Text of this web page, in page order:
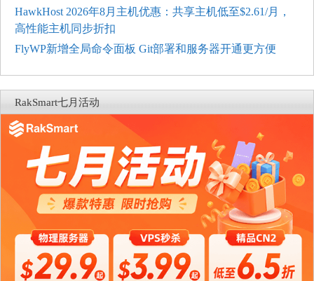
HawkHost 2026年8月主机优惠：共享主机低至$2.61/月，
高性能主机同步折扣
FlyWP新增全局命令面板 Git部署和服务器开通更方便
RakSmart七月活动